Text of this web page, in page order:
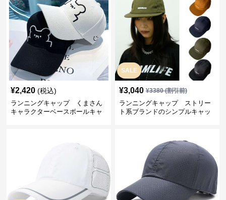
¥2,420 (税込)
ランニングキャップ くまさん
キャラクターベースボールキャ
SALE
¥3,040 ¥3380(割引前)
ランニングキャップ ストリー
ト系ブランドのシンプルキャッ